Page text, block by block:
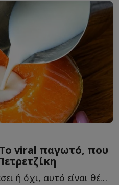
viral παγωτό, που
Τώρα το αν θα σου αρέσει ή όχι, αυτό είναι θέμα γ...